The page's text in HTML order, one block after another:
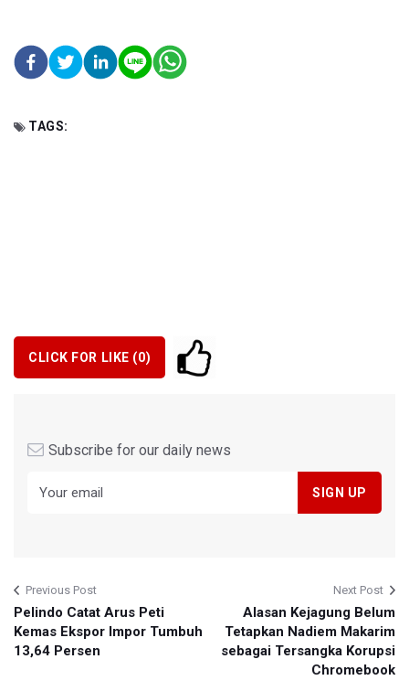
TAGS:
CLICK FOR LIKE (0)
Subscribe for our daily news
Previous Post
Pelindo Catat Arus Peti
Kemas Ekspor Impor Tumbuh
13,64 Persen
Next Post
Alasan Kejagung Belum
Tetapkan Nadiem Makarim
sebagai Tersangka Korupsi
Chromebook